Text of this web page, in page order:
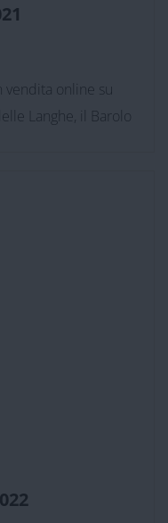
vendita online su
Langhe, il Barolo